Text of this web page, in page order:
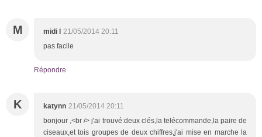
M midi l 21/05/2014 20:11
pas facile
Répondre
K katynn 21/05/2014 20:11
bonjour ,<br /> j'ai trouvé:deux clés,la telécommande,la paire de
ciseaux,et tois groupes de deux chiffres,j'ai mise en marche la